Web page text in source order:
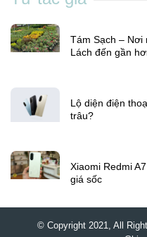
Tám Sạch – Nơi
Lách đến gần
Lộ diện điện
trâu?
Xiaomi Redmi
giá sốc
© Copyright 2021, All